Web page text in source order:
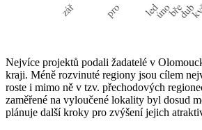
Nejvíce projektů podali žadatelé v
kraji. Méně rozvinuté regiony jsou cílem
roste i mimo ně v tzv. přechodových
zaměřené na vyloučené lokality byl dosud
plánuje další kroky pro zvýšení jejich